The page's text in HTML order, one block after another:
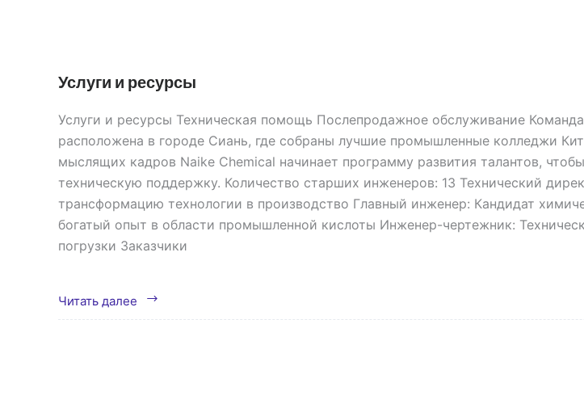
Услуги и ресурсы
Услуги и ресурсы Техническая помощь Послепродажное обслуживание
расположена в городе Сиань, где собраны лучшие промышленные колледжи
мыслящих кадров Naike Chemical начинает программу развития талантов,
техническую поддержку. Количество старших инженеров: 13 Технический
трансформацию технологии в производство Главный инженер: Кандидат
богатый опыт в области промышленной кислоты Инженер-чертежник:
погрузки Заказчики
Читать далее
Услуги
и